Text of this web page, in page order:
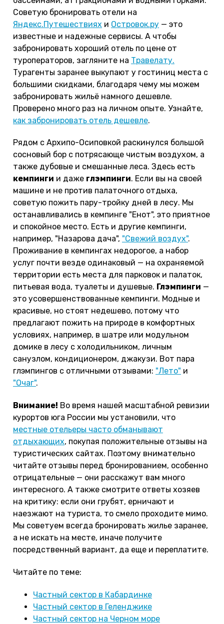
Советую бронировать отели на
Яндекс.Путешествиях и Островок.ру — это
известные и надежные сервисы. А чтобы
забронировать хороший отель по цене от
туроператоров, загляните на Травелату.
Турагенты заранее выкупают у гостиниц места с
большими скидками, благодаря чему мы можем
забронировать жильё намного дешевле.
Проверено много раз на личном опыте. Узнайте,
как забронировать отель дешевле.
Рядом с Архипо-Осиповкой раскинулся большой
сосновый бор с потрясающе чистым воздухом, а
также дубовые и смешанные леса. Здесь есть
кемпинги и даже глэмпинги. Если вы на своей
машине и не против палаточного отдыха,
советую пожить пару-тройку дней в лесу. Мы
останавливались в кемпинге "Енот", это приятное
и спокойное место. Есть и другие кемпинги,
например, "Назарова дача", "Свежий воздух".
Проживание в кемпингах недорогое, а набор
услуг почти везде одинаковый — на охраняемой
территории есть места для парковок и палаток,
питьевая вода, туалеты и душевые. Глэмпинги —
это усовершенствованные кемпинги. Модные и
красивые, но стоят недешево, потому что
предлагают пожить на природе в комфортных
условиях, например, в шатре или модульном
домике в лесу с холодильником, личным
санузлом, кондиционером, джакузи. Вот пара
глэмпингов с отличными отзывами: "Лето" и
"Очаг".
Внимание! Во время нашей масштабной ревизии
курортов юга России мы установили, что
местные отельеры часто обманывают
отдыхающих, покупая положительные отзывы на
туристических сайтах. Поэтому внимательно
читайте отзывы перед бронированием, особенно
отрицательные — они расскажут вам много
интересного. А также смотрите ответы хозяев
на критику: если они грубят, ерничают и
наезжают на туриста, то смело проходите мимо.
Мы советуем всегда бронировать жилье заранее,
а не искать на месте, иначе получите
посредственный вариант, да еще и переплатите.
Читайте по теме:
Частный сектор в Кабардинке
Частный сектор в Геленджике
Частный сектор на Черном море